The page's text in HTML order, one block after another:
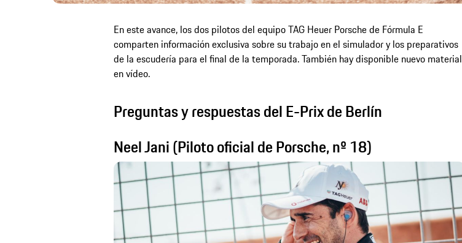
En este avance, los dos pilotos del equipo TAG Heuer Porsche de Fórmula E
comparten información exclusiva sobre su trabajo en el simulador y los preparativos
de la escudería para el final de la temporada. También hay disponible nuevo material
en vídeo.
Preguntas y respuestas del E-Prix de Berlín
Neel Jani (Piloto oficial de Porsche, nº 18)